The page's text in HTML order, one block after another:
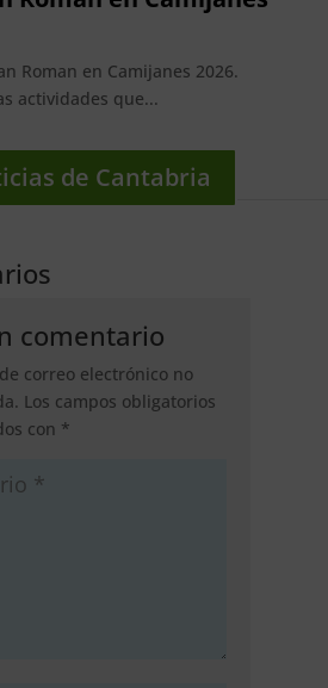
Roman en Camijanes 2026.
actividades que...
de Cantabria
comentario
correo electrónico no
Los campos obligatorios
con *